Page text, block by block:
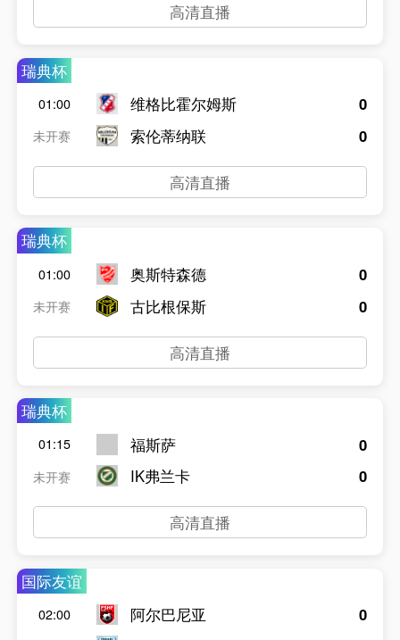
高清直播
瑞典杯
01:00
未开赛
维格比霍尔姆斯
索伦蒂纳联
0
0
高清直播
瑞典杯
01:00
未开赛
奥斯特森德
古比根保斯
0
0
高清直播
瑞典杯
01:15
未开赛
福斯萨
IK弗兰卡
0
0
高清直播
国际友谊
02:00
阿尔巴尼亚
0